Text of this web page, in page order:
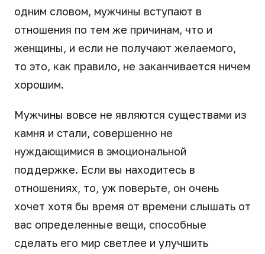
одним словом, мужчины вступают в
отношения по тем же причинам, что и
женщины, и если не получают желаемого,
то это, как правило, не заканчивается ничем
хорошим.
Мужчины вовсе не являются существами из
камня и стали, совершенно не
нуждающимися в эмоциональной
поддержке. Если вы находитесь в
отношениях, то, уж поверьте, он очень
хочет хотя бы время от времени слышать от
вас определенные вещи, способные
сделать его мир светлее и улучшить